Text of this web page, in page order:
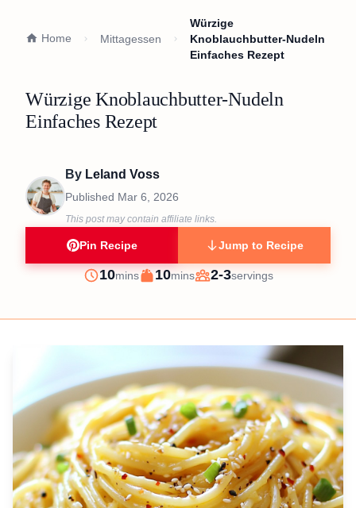
Home Mittagessen
Würzige
Knoblauchbutter-Nudeln
Einfaches Rezept
Würzige Knoblauchbutter-Nudeln
Einfaches Rezept
By Leland Voss
Published Mar 6, 2026
This post may contain affiliate links.
Pin Recipe Jump to Recipe
Prep
10minutes
mins
Cook
10minutes
mins
Servings
2-3servings